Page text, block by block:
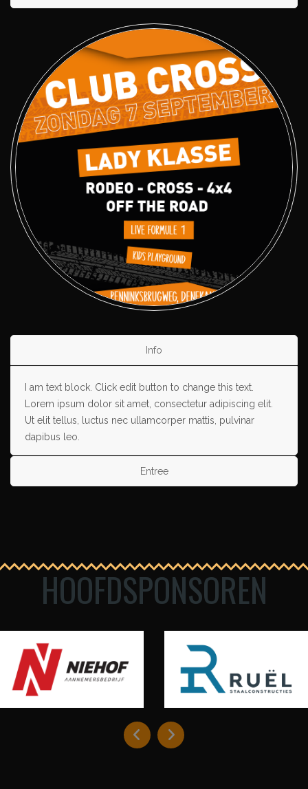
Info
I am text block. Click edit button to change this text.
Lorem ipsum dolor sit amet, consectetur adipiscing elit.
Ut elit tellus, luctus nec ullamcorper mattis, pulvinar
dapibus leo.
Entree
HOOFDSPONSOREN
 